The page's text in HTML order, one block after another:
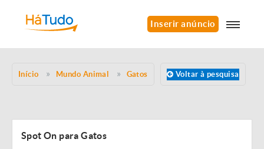
Inserir anúncio
Início Mundo Animal Gatos Voltar à pesquisa
Spot On para Gatos